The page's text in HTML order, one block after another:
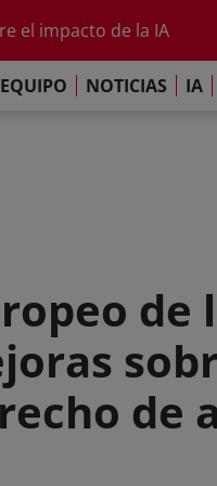
el impacto de la IA
de París
las Recaudaciones
2026
EQUIPO NOTICIAS IA
de
de